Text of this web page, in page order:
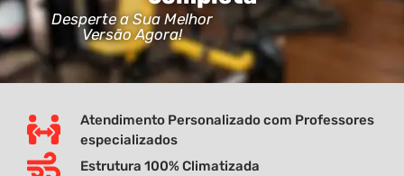
Desperte a Sua Melhor
Versão Agora!
Atendimento Personalizado com Professores
especializados
Estrutura 100% Climatizada